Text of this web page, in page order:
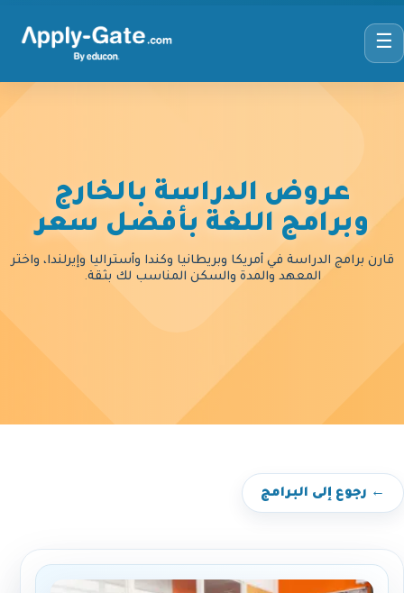
☰
عروض الدراسة بالخارج
وبرامج اللغة بأفضل سعر
قارن برامج الدراسة في أمريكا وبريطانيا وكندا وأستراليا وإيرلندا، واختر
المعهد والمدة والسكن المناسب لك بثقة.
← رجوع إلى البرامج